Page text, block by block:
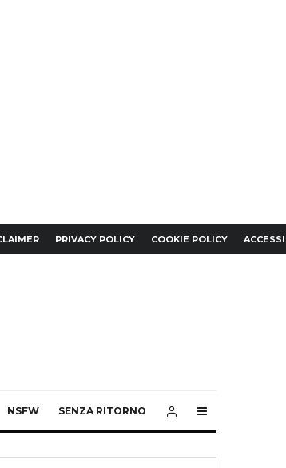
PRIVACY POLICY COOKIE POLICY
NSFW SENZA RITORNO